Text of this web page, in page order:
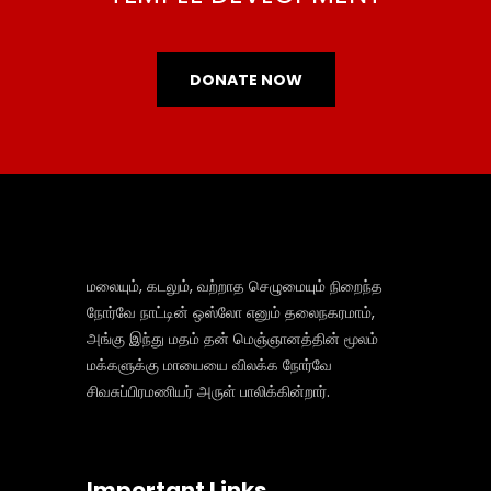
DONATE NOW
மலையும், கடலும், வற்றாத செழுமையும் நிறைந்த
நோர்வே நாட்டின் ஒஸ்லோ எனும் தலைநகரமாம்,
அங்கு இந்து மதம் தன் மெஞ்ஞானத்தின் மூலம்
மக்களுக்கு மாயையை விலக்க நோர்வே
சிவசுப்பிரமணியர் அருள் பாலிக்கின்றார்.